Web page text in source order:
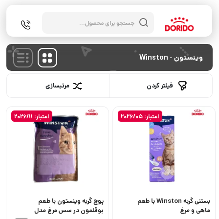
محصولات
وینستون - Winston
مرتبسازی فیلتر کردن
اعتبار: 2026/05
بستنی گربه Winston با طعم
ماهی و مرغ
اعتبار: 2026/11
پوچ گربه وینستون با طعم
بوقلمون در سس مرغ مدل